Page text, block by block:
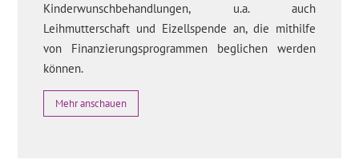
Kinderwunschbehandlungen, u.a. auch
Leihmutterschaft und Eizellspende an, die mithilfe
von Finanzierungsprogrammen beglichen werden
können.
Mehr anschauen